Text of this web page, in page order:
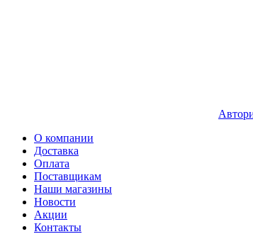
О компании
Доставка
Оплата
Поставщикам
Наши магазины
Новости
Акции
Контакты